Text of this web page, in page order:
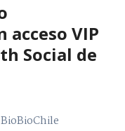
acceso VIP
Social de